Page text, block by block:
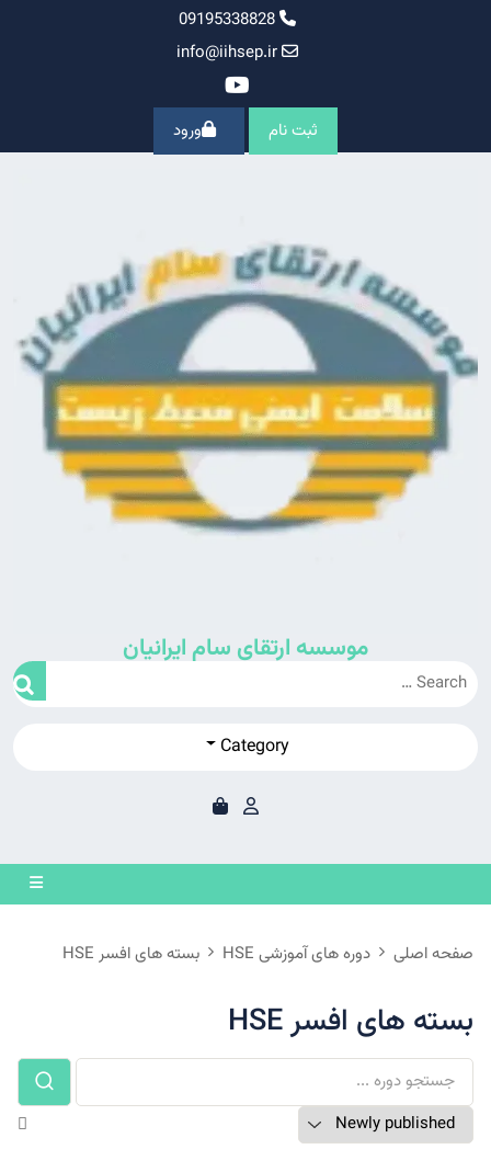
09195338828
info@iihsep.ir
ثبت نام ورود
موسسه ارتقای سام ایرانیان
Category
صفحه اصلی دوره های آموزشی HSE بسته های افسر HSE
بسته های افسر HSE